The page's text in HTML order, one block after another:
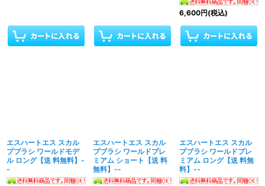
6,600円(税込)
エスハートエス スカル
プブラシ ワールドモデ
ル ロング【送 料無料】-
-
エスハートエス スカル
プブラシ ワールドプレ
ミアム ショート【送 料
無料】--
エスハートエス スカル
プブラシ ワールドプレ
ミアム ロング【送 料無
料】--